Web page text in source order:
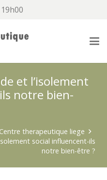
et l’isolement
notre bien-
Centre therapeutique liege
social influencent-ils
notre bien-être ?